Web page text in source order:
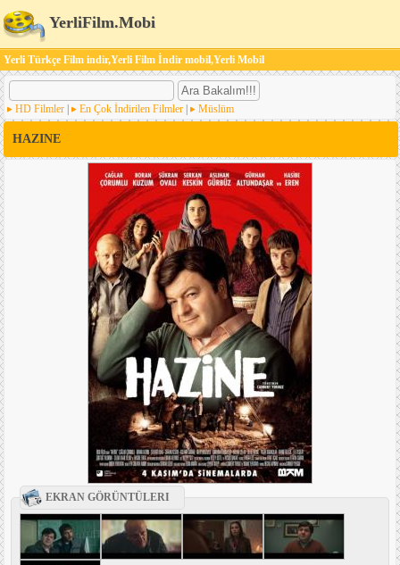
YerliFilm.Mobi
Yerli Türkçe Film indir,Yerli Film İndir mobil,Yerli Mobil
HD Filmler En Çok İndirilen Filmler Müslüm
HAZINE
EKRAN GÖRÜNTÜLERI